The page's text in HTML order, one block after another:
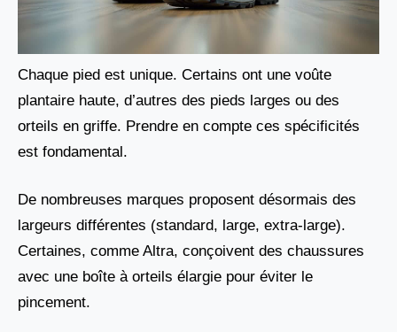
Chaque pied est unique. Certains ont une voûte
plantaire haute, d’autres des pieds larges ou des
orteils en griffe. Prendre en compte ces spécificités
est fondamental.
De nombreuses marques proposent désormais des
largeurs différentes (standard, large, extra-large).
Certaines, comme Altra, conçoivent des chaussures
avec une boîte à orteils élargie pour éviter le
pincement.